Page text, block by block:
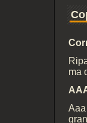
ma